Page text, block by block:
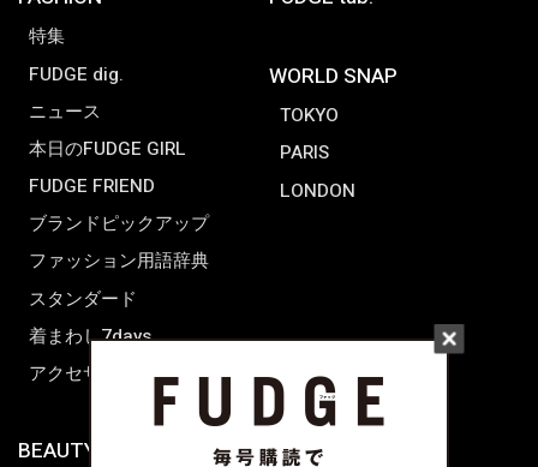
特集
FUDGE dig.
ニュース
本日のFUDGE GIRL
FUDGE FRIEND
ブランドピックアップ
ファッション用語辞典
スタンダード
着まわし7days
アクセサリー
WORLD SNAP
TOKYO
PARIS
LONDON
BEAUTY & HAIR FUDGENA